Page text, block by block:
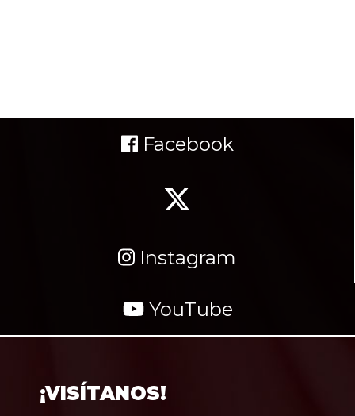
Facebook
Instagram
YouTube
¡VISÍTANOS!